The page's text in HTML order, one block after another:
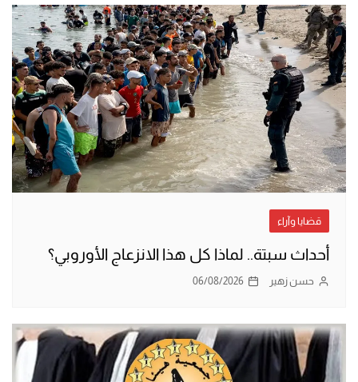
قضايا وآراء
أحداث سبتة.. لماذا كل هذا الانزعاج الأوروبي؟
حسن زهير 06/08/2026